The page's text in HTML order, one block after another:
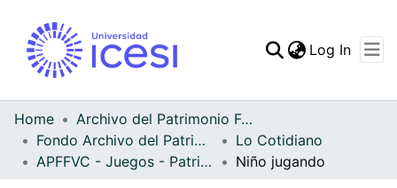
Statistics
Log In
Home
Archivo del Patrimonio Fotográfico y Fílmico del Valle del Cauca
Fondo Archivo del Patrimonio Fotográfico y Fílmico del Valle del Cauca
Lo Cotidiano
APFFVC - Juegos - Patrimonial
Niño jugando